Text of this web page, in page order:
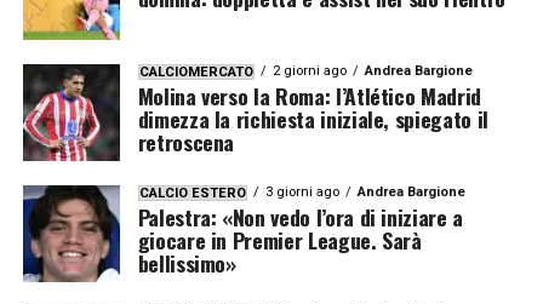
CALCIOMERCATO 2 giorni ago Andrea Bargione
Molina verso la Roma: l’Atlético Madrid
dimezza la richiesta iniziale, spiegato il
retroscena
CALCIO ESTERO 3 giorni ago Andrea Bargione
Palestra: «Non vedo l’ora di iniziare a
giocare in Premier League. Sarà
bellissimo»